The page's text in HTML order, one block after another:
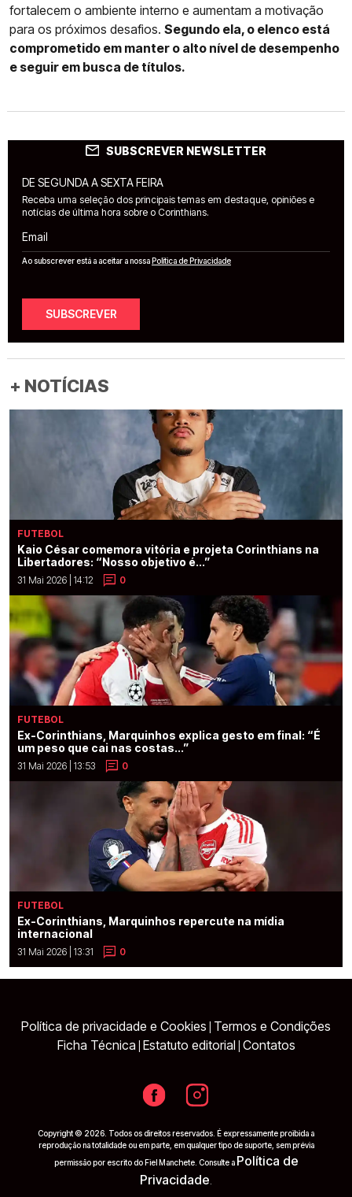
fortalecem o ambiente interno e aumentam a motivação
para os próximos desafios. Segundo ela, o elenco está
comprometido em manter o alto nível de desempenho
e seguir em busca de títulos.
SUBSCREVER NEWSLETTER
DE SEGUNDA A SEXTA FEIRA
Receba uma seleção dos principais temas em destaque, opiniões e
notícias de última hora sobre o Corinthians.
Email
Ao subscrever está a aceitar a nossaPolítica de Privacidade
SUBSCREVER
+ NOTÍCIAS
FUTEBOL
Kaio César comemora vitória e projeta Corinthians na
Libertadores: “Nosso objetivo é...”
31 Mai 2026 | 14:12 0
FUTEBOL
Ex-Corinthians, Marquinhos explica gesto em final: “É
um peso que cai nas costas...”
31 Mai 2026 | 13:53 0
FUTEBOL
Ex-Corinthians, Marquinhos repercute na mídia
internacional
31 Mai 2026 | 13:31 0
Política de privacidade e Cookies Termos e Condições
Ficha Técnica Estatuto editorial Contatos
Copyright © 2026. Todos os direitos reservados. É expressamente proibida a
reprodução na totalidade ou em parte, em qualquer tipo de suporte, sem prévia
permissão por escrito do Fiel Manchete. Consulte a Política de
Privacidade